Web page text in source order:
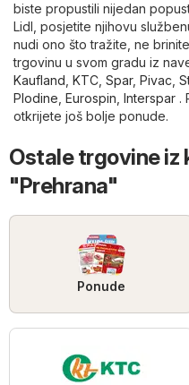
biste propustili nijedan
Lidl, posjetite njihovu
nudi ono što tražite, ne
trgovinu u svom gradu iz
Kaufland KTC Spar, Pivac
Plodine Eurospin Interspar .
otkrijete još bolje ponude.
Ostale trgovine iz
"Prehrana"
Ponude